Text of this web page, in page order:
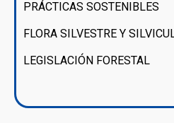
PRÁCTICAS SOSTENIBLES
FLORA SILVESTRE Y
LEGISLACIÓN FORESTAL